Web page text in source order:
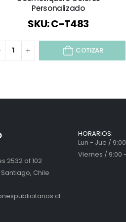
Personalizado
SKU: C-T483
COTIZAR
2532 of 102
Chile
HORARIOS:
Lun - Jue /
Viernes / 9:00 -